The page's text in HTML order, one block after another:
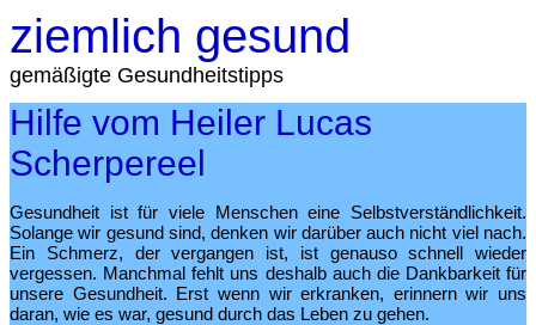
ziemlich gesund
gemäßigte Gesundheitstipps
Hilfe vom Heiler Lucas
Scherpereel
Gesundheit ist für viele Menschen eine Selbstverständlichkeit.
Solange wir gesund sind, denken wir darüber auch nicht viel nach.
Ein Schmerz, der vergangen ist, ist genauso schnell wieder
vergessen. Manchmal fehlt uns deshalb auch die Dankbarkeit für
unsere Gesundheit. Erst wenn wir erkranken, erinnern wir uns
daran, wie es war, gesund durch das Leben zu gehen.